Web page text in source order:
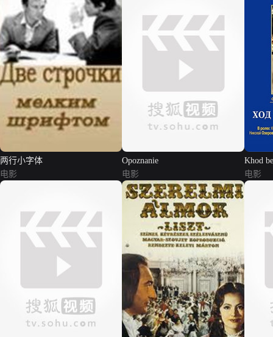
两行小字体
电影
Opoznanie
电影
Khod
电影